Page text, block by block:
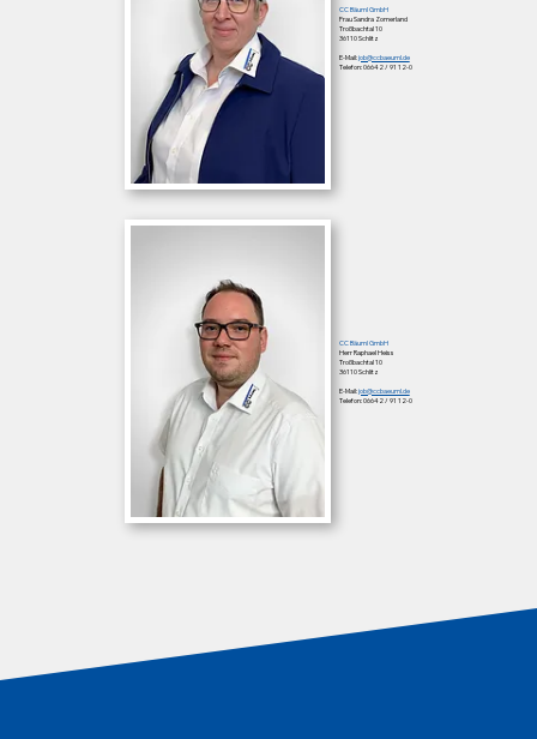
CC Bäuml GmbH
Frau Sandra Zomerland
Troßbachtal 10
36110 Schlitz
E-Mail:job@ccbaeuml.de
Telefon: 06642 / 91 12-0
CC Bäuml GmbH
Herr Raphael Heiss
Troßbachtal 10
36110 Schlitz
E-Mail:job@ccbaeuml.de
Telefon: 06642 / 91 12-0